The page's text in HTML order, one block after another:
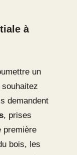
à
un
demandent
, prises
première
bois, les